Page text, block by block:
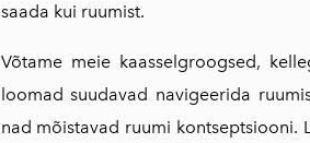
saada kui ruumist.
Võtame meie kaasselgroogsed,
loomad suudavad navigeerida
nad mõistavad ruumi kontseptsiooni.